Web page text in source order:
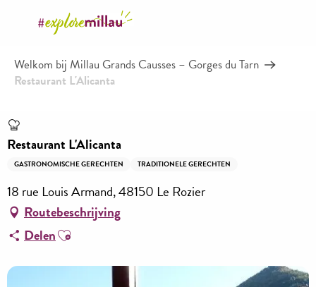
principal
Welkom bij Millau Grands Causses – Gorges du Tarn
Restaurant L'Alicanta
Restaurant L'Alicanta
GASTRONOMISCHE GERECHTEN TRADITIONELE GERECHTEN
18 rue Louis Armand, 48150 Le Rozier
Routebeschrijving
DelenAjouter aux favoris